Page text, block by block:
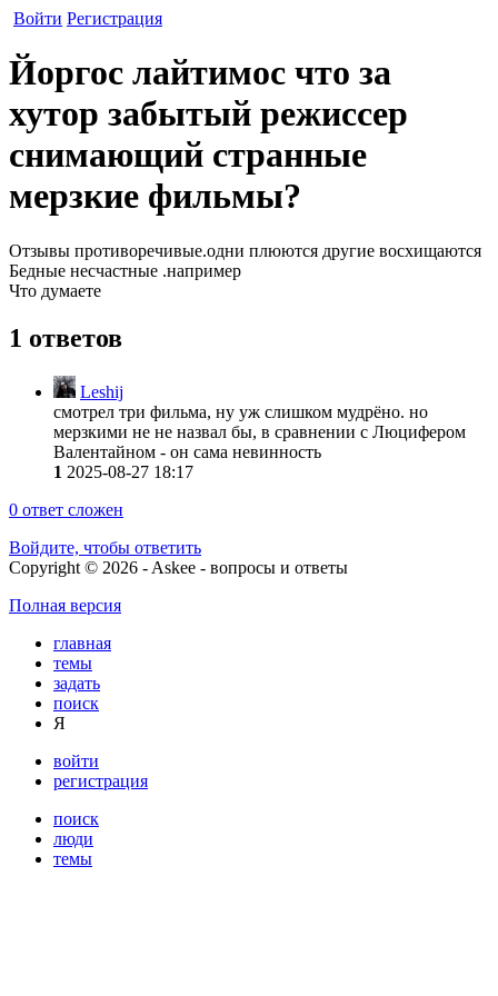
Войти Регистрация
Йоргос лайтимос что за
хутор забытый режиссер
снимающий странные
мерзкие фильмы?
Отзывы противоречивые.одни плюются другие восхищаются
Бедные несчастные .например
Что думаете
1 ответов
Leshij
смотрел три фильма, ну уж слишком мудрёно. но
мерзкими не не назвал бы, в сравнении с Люцифером
Валентайном - он сама невинность
1 2025-08-27 18:17
0 ответ сложен
Войдите, чтобы ответить
Copyright © 2026 - Askee - вопросы и ответы
Полная версия
главная
темы
задать
поиск
Я
войти
регистрация
поиск
люди
темы